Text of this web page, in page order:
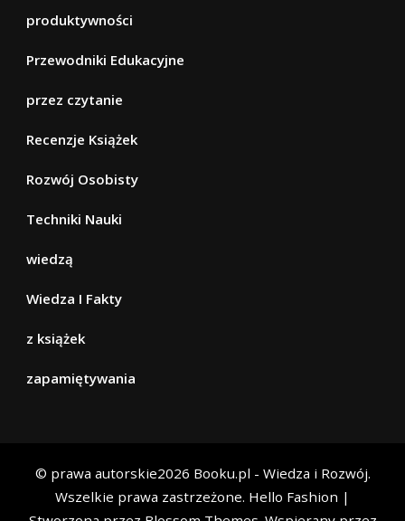
produktywności
Przewodniki Edukacyjne
przez czytanie
Recenzje Książek
Rozwój Osobisty
Techniki Nauki
wiedzą
Wiedza I Fakty
z książek
zapamiętywania
© prawa autorskie2026 Booku.pl - Wiedza i Rozwój.
Wszelkie prawa zastrzeżone. Hello Fashion |